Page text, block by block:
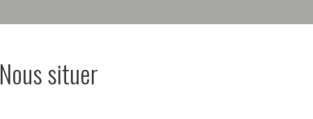
Nous situer